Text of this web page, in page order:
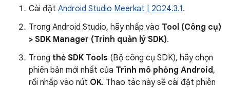
Cài đặt Android Studio Meerkat | 2024.3.1.
Trong Android Studio, hãy nhấp vào Tool (Công cụ)
> SDK Manager (Trình quản lý SDK).
Trong thẻ SDK Tools (Bộ công cụ SDK), hãy chọn
phiên bản mới nhất của Trình mô phỏng Android,
rồi nhấp vào nút OK. Thao tác này sẽ cài đặt phiên